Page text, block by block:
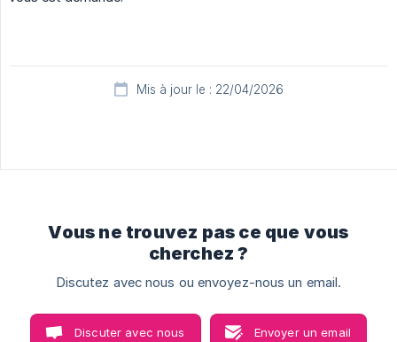
Mis à jour le : 22/04/2026
Vous ne trouvez pas ce que vous
cherchez ?
Discutez avec nous ou envoyez-nous un email.
Discuter avec nous Envoyer un email